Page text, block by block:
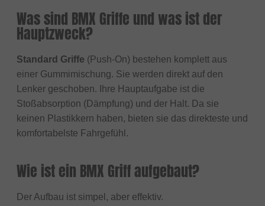
Was sind BMX Griffe und was ist der
Hauptzweck?
Standard Griffe (Push-On) bestehen komplett aus
einer Gummimischung. Sie werden direkt auf den
Lenker geschoben. Ihre Hauptaufgabe ist die
Stoßabsorption (Dämpfung) und der Halt. Da sie
keinen Plastikkern haben, bieten sie das direkteste und
komfortabelste Fahrgefühl.
Wie ist ein BMX Griff aufgebaut?
Der Aufbau ist simpel, aber effektiv.